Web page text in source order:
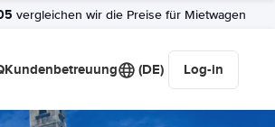
vergleichen wir die Preise für Mietwagen
Kundenbetreuung (DE) Log-in